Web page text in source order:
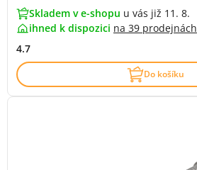
Skladem v e-shopu u vás již 11. 8.
ihned k dispozici na 39 prodejnách
4.7
Do košíku